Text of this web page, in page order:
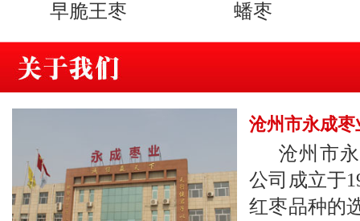
早脆王枣 蟠枣
沧州市永成
沧州市永
公司成立于
红枣品种的